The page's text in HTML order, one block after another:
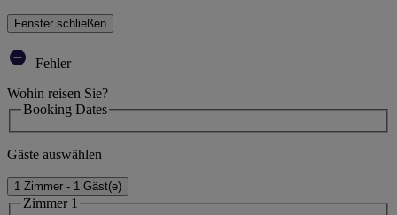
Fenster schließen
Fehler
Wohin reisen Sie?
Booking Dates
Gäste auswählen
1 Zimmer - 1 Gäst(e)
Zimmer 1